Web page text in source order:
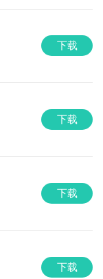
下载
下载
下载
下载